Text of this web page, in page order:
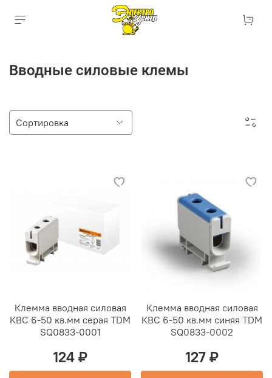
Вводные силовые клемы
Клемма вводная силовая
КВС 6-50 кв.мм серая TDM
SQ0833-0001
124 ₽
Клемма вводная силовая
КВС 6-50 кв.мм синяя TDM
SQ0833-0002
127 ₽